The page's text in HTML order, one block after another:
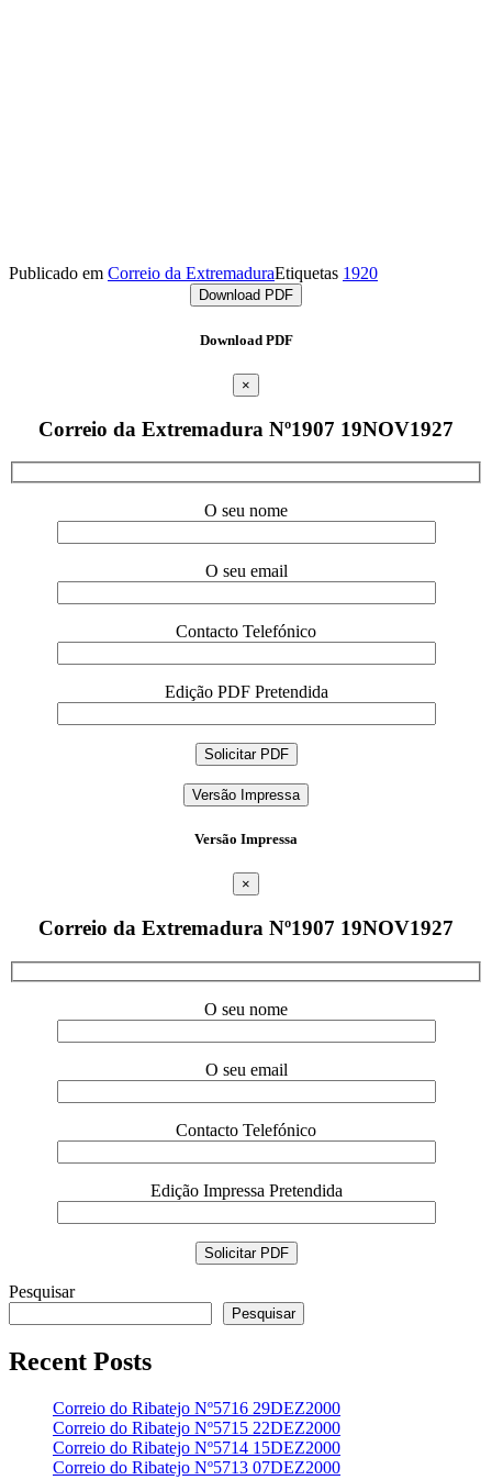
Publicado em Correio da ExtremaduraEtiquetas 1920
Download PDF
Download PDF
×
Correio da Extremadura Nº1907 19NOV1927
O seu nome
O seu email
Contacto Telefónico
Edição PDF Pretendida
Versão Impressa
Versão Impressa
×
Correio da Extremadura Nº1907 19NOV1927
O seu nome
O seu email
Contacto Telefónico
Edição Impressa Pretendida
Pesquisar
Pesquisar
Recent Posts
Correio do Ribatejo Nº5716 29DEZ2000
Correio do Ribatejo Nº5715 22DEZ2000
Correio do Ribatejo Nº5714 15DEZ2000
Correio do Ribatejo Nº5713 07DEZ2000